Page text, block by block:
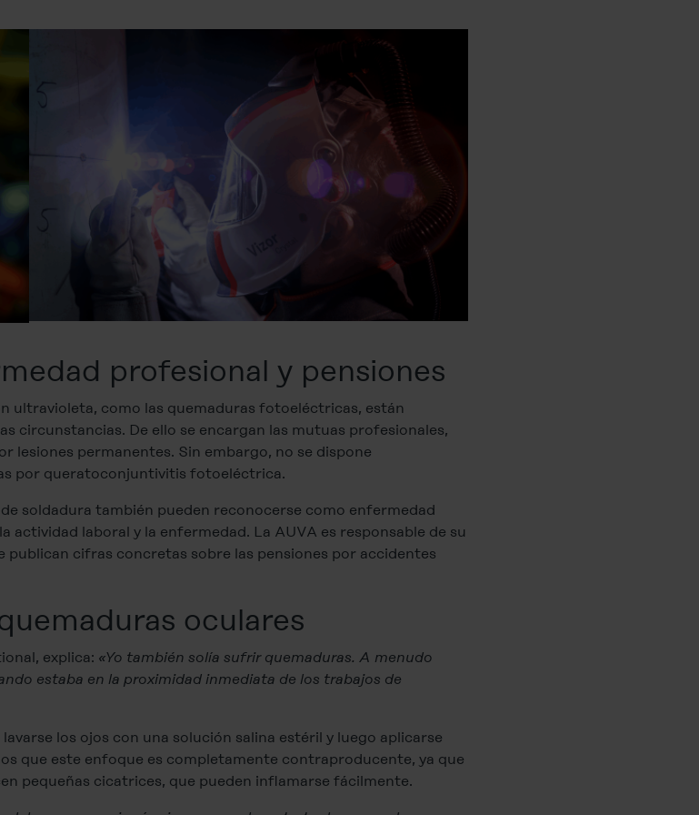
profesional y pensiones
ultravioleta, como las quemaduras fotoeléctricas, están
circunstancias. De ello se encargan las mutuas profesionales,
lesiones permanentes. Sin embargo, no se dispone
por queratoconjuntivitis fotoeléctrica.
soldadura también pueden reconocerse como enfermedad
laboral y la enfermedad. La AUVA es responsable de su
cifras concretas sobre las pensiones por accidentes
oculares
explica: «Yo también solía sufrir quemaduras. A menudo
estaba en la proximidad inmediata de los trabajos de
los ojos con una solución salina estéril y luego aplicarse
que este enfoque es completamente contraproducente, ya que
pequeñas cicatrices, que pueden inflamarse fácilmente.